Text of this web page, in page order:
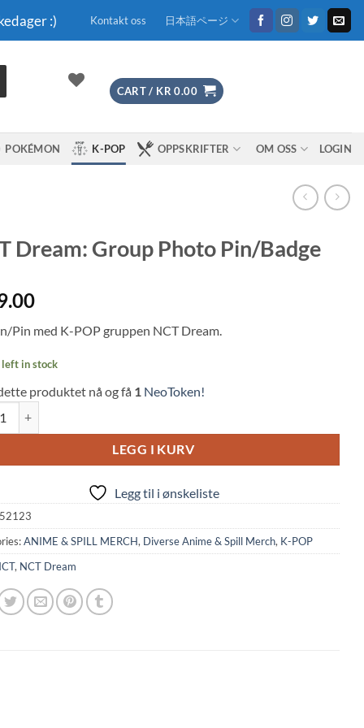
:) Kontakt oss 日本語ページ
CART / KR 0.00
POKÉMON K-POP OPPSKRIFTER OM OSS LOGIN
Dream: Group Photo Pin/Badge
Pin med K-POP gruppen NCT Dream.
in stock
produktet nå og få 1 NeoToken!
LEGG I KURV
Legg til i ønskeliste
ANIME & SPILL MERCH, Diverse Anime & Spill Merch, K-POP
, NCT Dream